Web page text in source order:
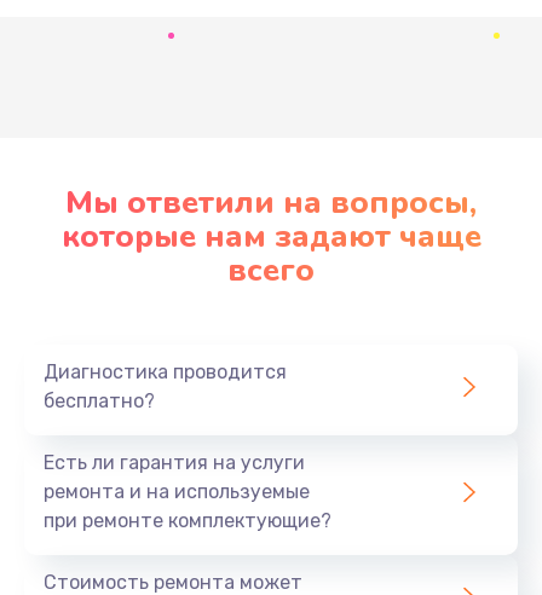
Мы ответили на вопросы,
которые нам задают чаще
всего
Диагностика проводится
бесплатно?
Есть ли гарантия на услуги
ремонта и на используемые
при ремонте комплектующие?
Стоимость ремонта может